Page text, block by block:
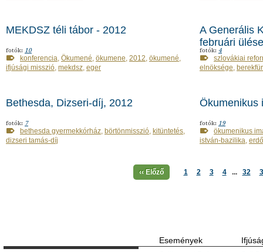
MEKDSZ téli tábor - 2012
fotók: 10
konferencia, Ökumené, ökumene, 2012, ökumené,
ifjúsági misszió, mekdsz, eger
A Generális
februári ülése
fotók: 4
szlovákiai
elnöksége,
Bethesda, Dizseri-díj, 2012
fotók: 7
bethesda gyermekkórház, börtönmisszió, kitüntetés,
dizseri tamás-díj
Ökumenikus
fotók: 19
ökumenikus
istván-bazilika,
‹‹ Előző 1 2 3 4 ... 32
Események